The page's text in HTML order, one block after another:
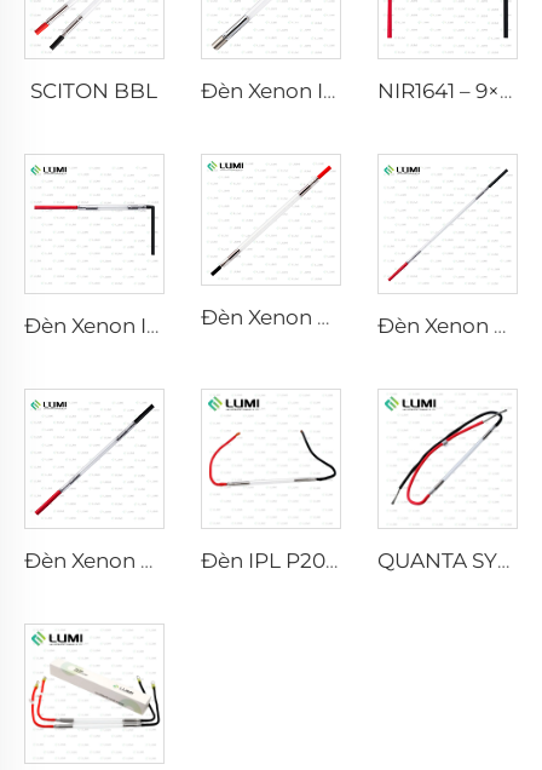
SCITON BBL Đèn Xenon IPL P1640 – 7×47×110 mm NIR1641 – 9×45×110 mm
Đèn Xenon IPL P1541 – 9×45×100 mm Đèn Xenon Laser L2741 – 7×100×167 mm Đèn Xenon Laser L2851-5×105×175 mm
Đèn Xenon Laser L2021-7×65×130 mm Đèn IPL P2021-7×65×130 mm QUANTA SYSTEM